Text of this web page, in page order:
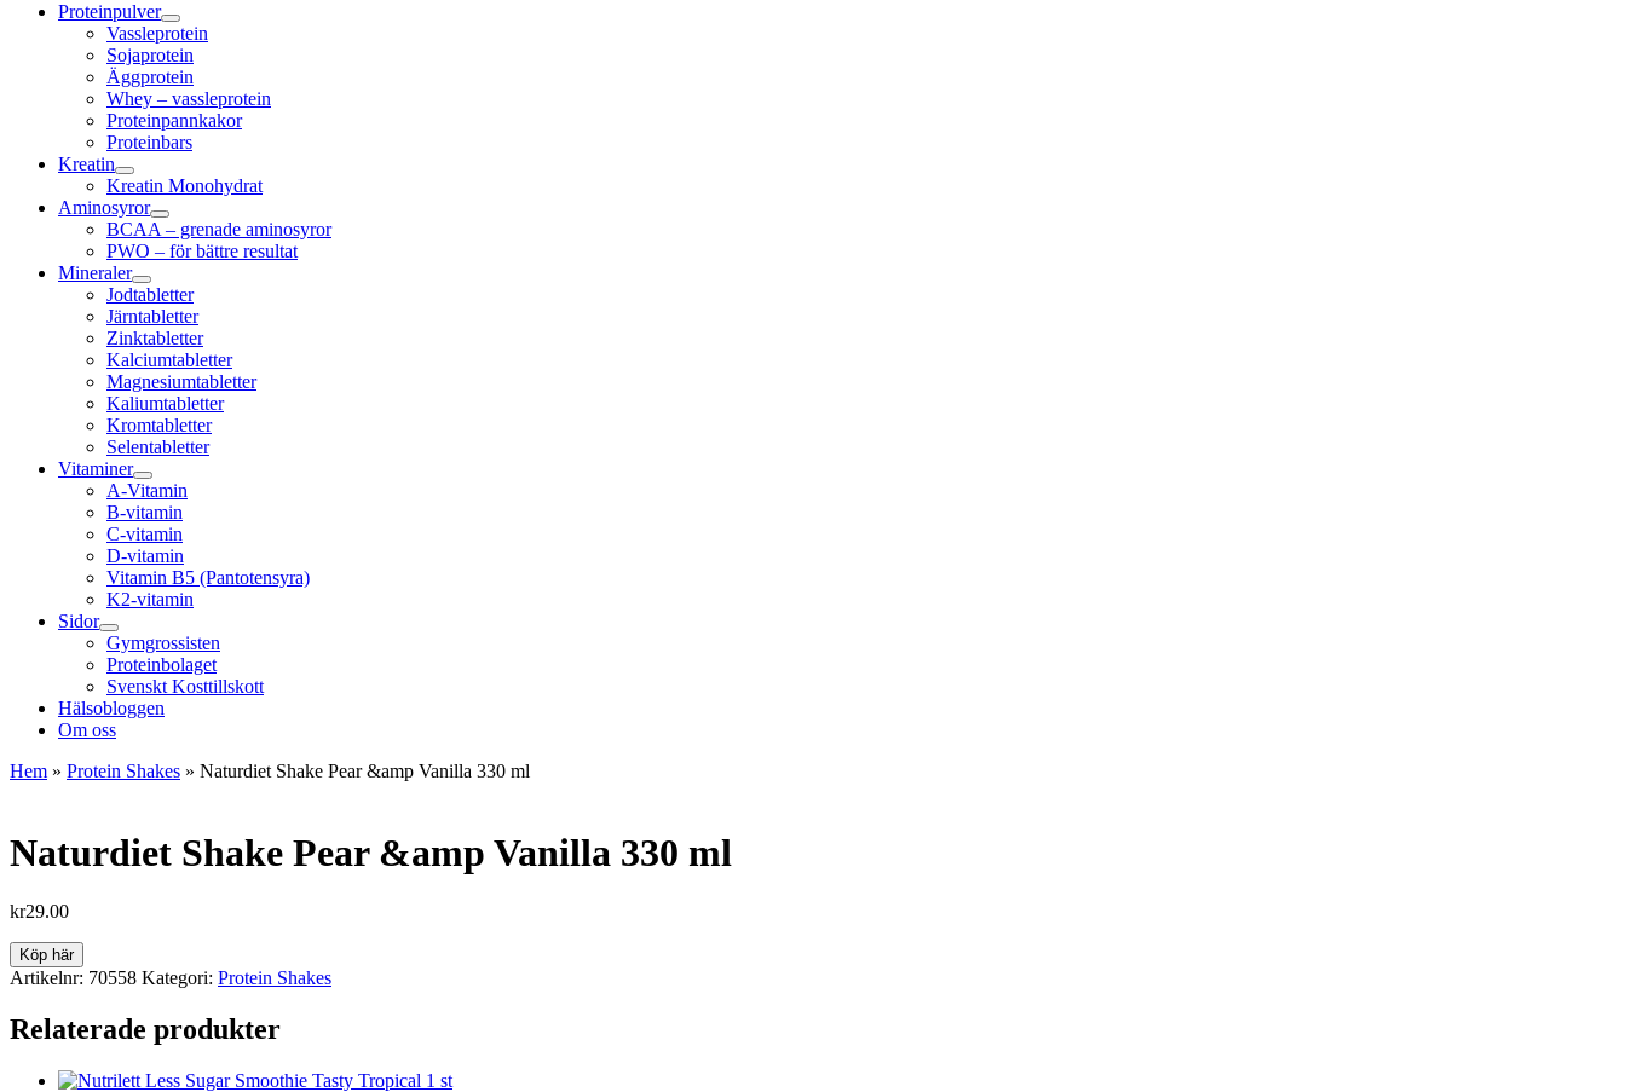
Proteinpulver
Vassleprotein
Sojaprotein
Äggprotein
Whey – vassleprotein
Proteinpannkakor
Proteinbars
Kreatin
Kreatin Monohydrat
Aminosyror
BCAA – grenade aminosyror
PWO – för bättre resultat
Mineraler
Jodtabletter
Järntabletter
Zinktabletter
Kalciumtabletter
Magnesiumtabletter
Kaliumtabletter
Kromtabletter
Selentabletter
Vitaminer
A-Vitamin
B-vitamin
C-vitamin
D-vitamin
Vitamin B5 (Pantotensyra)
K2-vitamin
Sidor
Gymgrossisten
Proteinbolaget
Svenskt Kosttillskott
Hälsobloggen
Om oss
Hem » Protein Shakes » Naturdiet Shake Pear &amp Vanilla 330 ml
Naturdiet Shake Pear &amp Vanilla 330 ml
kr29.00
Köp här
Artikelnr: 70558 Kategori: Protein Shakes
Relaterade produkter